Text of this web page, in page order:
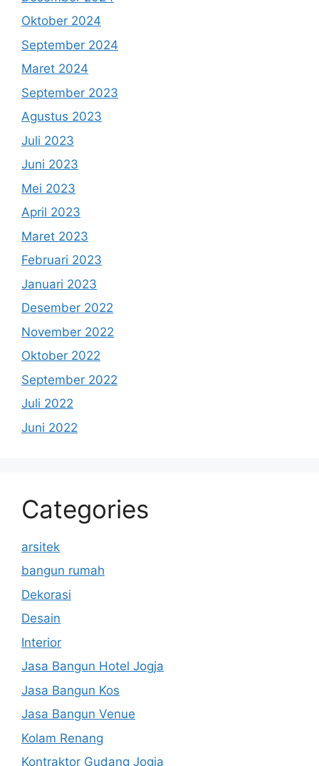
Oktober 2024
September 2024
Maret 2024
September 2023
Agustus 2023
Juli 2023
Juni 2023
Mei 2023
April 2023
Maret 2023
Februari 2023
Januari 2023
Desember 2022
November 2022
Oktober 2022
September 2022
Juli 2022
Juni 2022
Categories
arsitek
bangun rumah
Dekorasi
Desain
Interior
Jasa Bangun Hotel Jogja
Jasa Bangun Kos
Jasa Bangun Venue
Kolam Renang
Kontraktor Gudang Jogja